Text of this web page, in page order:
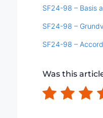
SF24-98 – Basis
SF24-98 –
SF24-98 –
Was this